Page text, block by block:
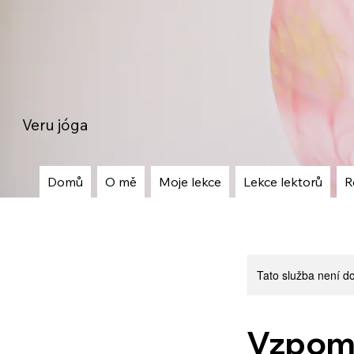
Veru jóga
Domů O mě Moje lekce Lekce lektorů
Tato služba není